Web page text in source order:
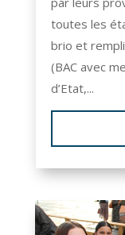
toutes les
brio et
(BAC avec
d’Etat,...